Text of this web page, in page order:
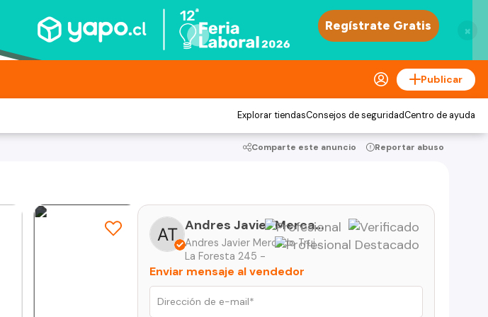
×
Publicar
Explorar tiendasConsejos de seguridadCentro de ayuda
Comparte este anuncio Reportar abuso
Andres Javier Mercado Trujeda
Andres Javier Mercado Trujeda
La Foresta 245 -
Enviar mensaje al vendedor